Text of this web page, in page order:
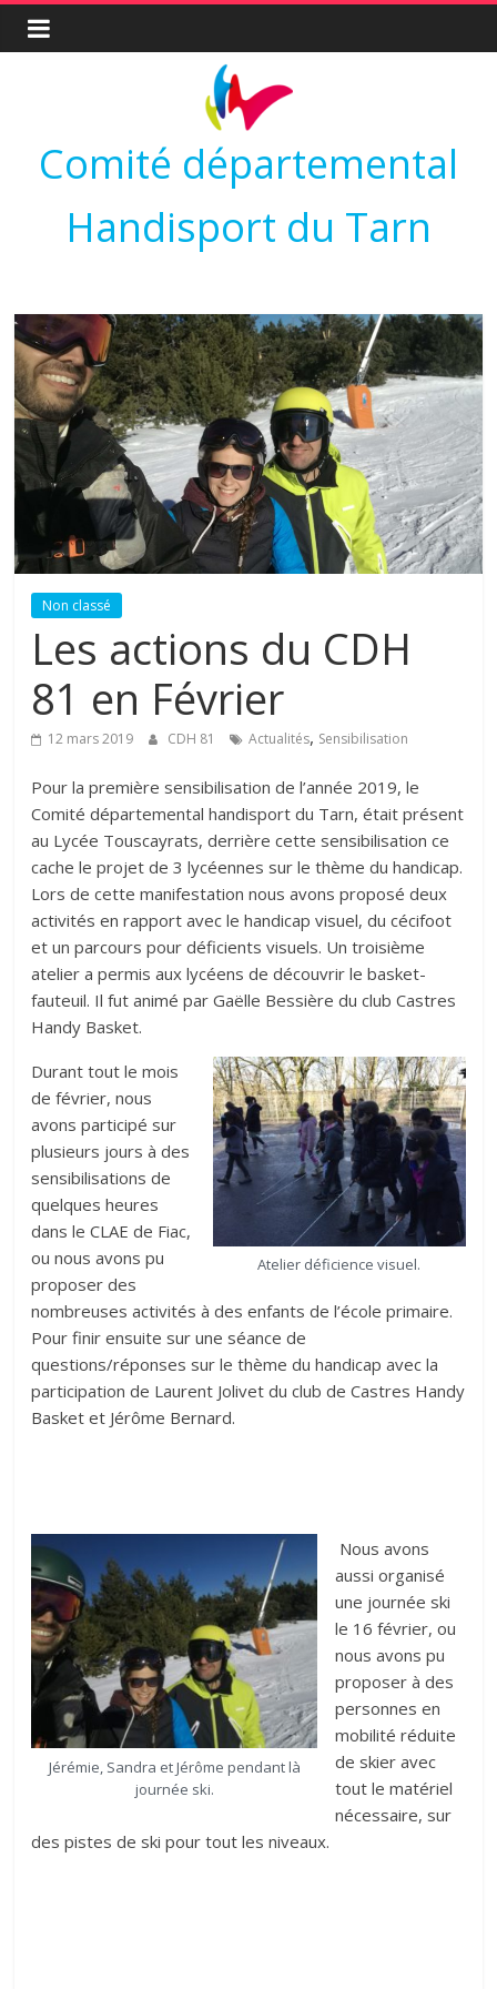
Comité départemental
Handisport du Tarn
Non classé
Les actions du CDH
81 en Février
12 mars 2019 CDH 81 Actualités, Sensibilisation
Pour la première sensibilisation de l’année 2019, le
Comité départemental handisport du Tarn, était présent
au Lycée Touscayrats, derrière cette sensibilisation ce
cache le projet de 3 lycéennes sur le thème du handicap.
Lors de cette manifestation nous avons proposé deux
activités en rapport avec le handicap visuel, du cécifoot
et un parcours pour déficients visuels. Un troisième
atelier a permis aux lycéens de découvrir le basket-
fauteuil. Il fut animé par Gaëlle Bessière du club Castres
Handy Basket.
Atelier déficience visuel.
Durant tout le mois
de février, nous
avons participé sur
plusieurs jours à des
sensibilisations de
quelques heures
dans le CLAE de Fiac,
ou nous avons pu
proposer des
nombreuses activités à des enfants de l’école primaire.
Pour finir ensuite sur une séance de
questions/réponses sur le thème du handicap avec la
participation de Laurent Jolivet du club de Castres Handy
Basket et Jérôme Bernard.
Jérémie, Sandra et Jérôme pendant là
journée ski.
Nous avons
aussi organisé
une journée ski
le 16 février, ou
nous avons pu
proposer à des
personnes en
mobilité réduite
de skier avec
tout le matériel
nécessaire, sur
des pistes de ski pour tout les niveaux.